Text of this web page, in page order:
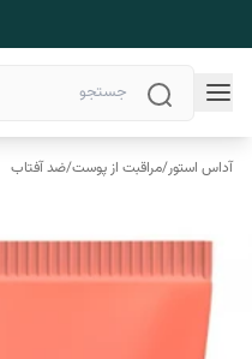
آداس استور/مراقبت از پوست/ضد آفتاب